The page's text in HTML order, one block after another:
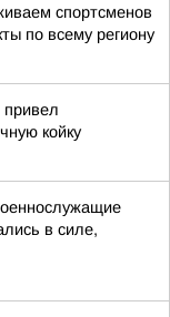
спортсменов
по всему региону
привел
койку
в силе,